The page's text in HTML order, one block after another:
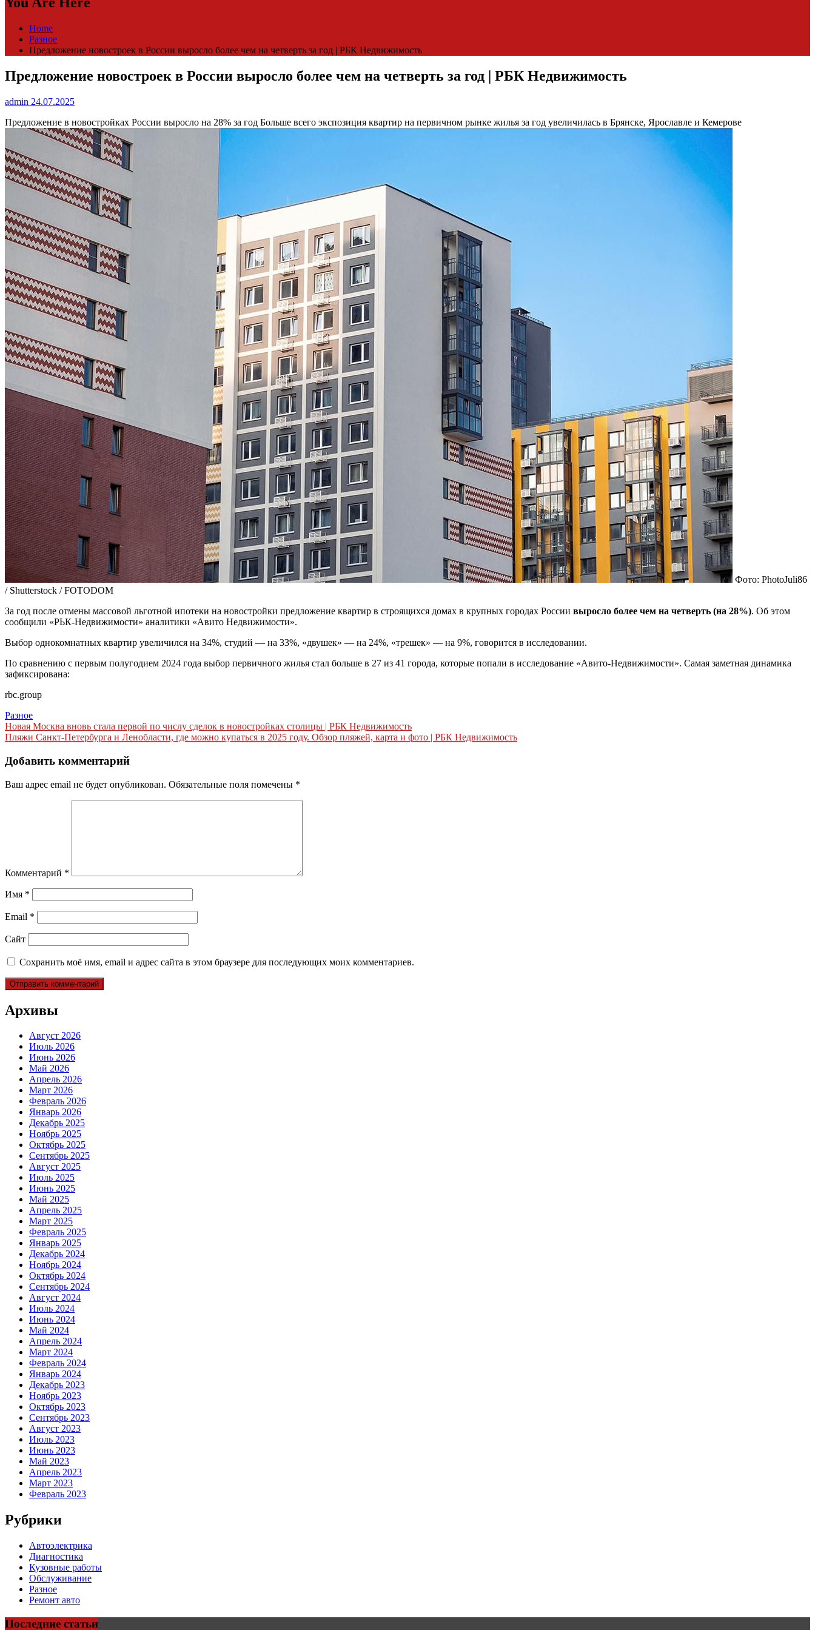
Home
Разное
Предложение новостроек в России выросло более чем на четверть за год | РБК Недвижимость
Предложение новостроек в России выросло более чем на четверть за год | РБК Недвижимость
admin 24.07.2025
Предложение в новостройках России выросло на 28% за год Больше всего экспозиция квартир на первичном рынке жилья за год увеличилась в Брянске, Ярославле и Кемерове
Фото: PhotoJuli86
/ Shutterstock / FOTODOM
За год после отмены массовой льготной ипотеки на новостройки предложение квартир в строящихся домах в крупных городах России выросло более чем на четверть (на 28%). Об этом
сообщили «РЬК-Недвижимости» аналитики «Авито Недвижимости».
Выбор однокомнатных квартир увеличился на 34%, студий — на 33%, «двушек» — на 24%, «трешек» — на 9%, говорится в исследовании.
По сравнению с первым полугодием 2024 года выбор первичного жилья стал больше в 27 из 41 города, которые попали в исследование «Авито-Недвижимости». Самая заметная динамика
зафиксирована:
rbc.group
Разное
Навигация
по
записям
Новая Москва вновь стала первой по числу сделок в новостройках столицы | РБК Недвижимость
Пляжи Санкт-Петербурга и Ленобласти, где можно купаться в 2025 году. Обзор пляжей, карта и фото | РБК Недвижимость
Добавить комментарий
Ваш адрес email не будет опубликован. Обязательные поля помечены *
Комментарий *
Имя *
Email *
Сайт
Сохранить моё имя, email и адрес сайта в этом браузере для последующих моих комментариев.
Архивы
Август 2026
Июль 2026
Июнь 2026
Май 2026
Апрель 2026
Март 2026
Февраль 2026
Январь 2026
Декабрь 2025
Ноябрь 2025
Октябрь 2025
Сентябрь 2025
Август 2025
Июль 2025
Июнь 2025
Май 2025
Апрель 2025
Март 2025
Февраль 2025
Январь 2025
Декабрь 2024
Ноябрь 2024
Октябрь 2024
Сентябрь 2024
Август 2024
Июль 2024
Июнь 2024
Май 2024
Апрель 2024
Март 2024
Февраль 2024
Январь 2024
Декабрь 2023
Ноябрь 2023
Октябрь 2023
Сентябрь 2023
Август 2023
Июль 2023
Июнь 2023
Май 2023
Апрель 2023
Март 2023
Февраль 2023
Рубрики
Автоэлектрика
Диагностика
Кузовные работы
Обслуживание
Разное
Ремонт авто
Последние статьи